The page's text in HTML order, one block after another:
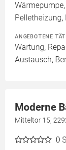
Pelletheizung,
ANGEBOTENE
Wartung,
Austausch,
Moderne
Mitteltor 15,
0